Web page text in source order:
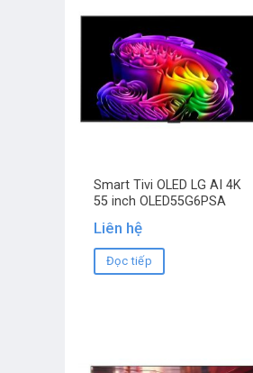
Smart Tivi OLED LG AI 4K
55 inch OLED55G6PSA
Liên hệ
Đọc tiếp